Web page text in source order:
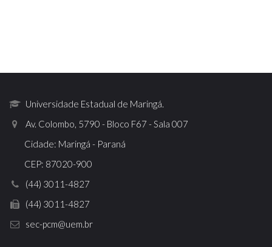
Universidade Estadual de Maringá.
Av. Colombo, 5790 - Bloco F67 - Sala 007
Cidade: Maringá - Paraná
CEP: 87020-900
(44) 3011-4827
(44) 3011-4827
sec-pcm@uem.br